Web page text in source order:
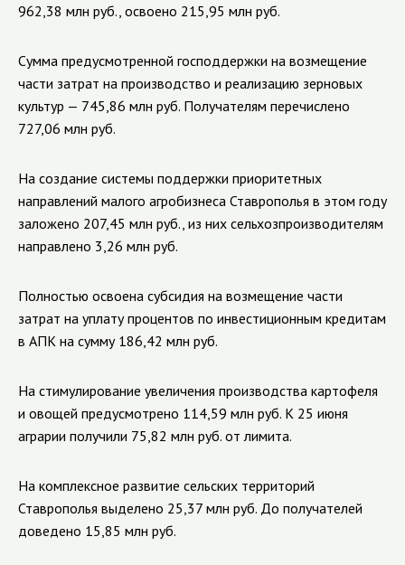
962,38 млн руб., освоено 215,95 млн руб.
Сумма предусмотренной господдержки на возмещение
части затрат на производство и реализацию зерновых
культур — 745,86 млн руб. Получателям перечислено
727,06 млн руб.
На создание системы поддержки приоритетных
направлений малого агробизнеса Ставрополья в этом году
заложено 207,45 млн руб., из них сельхозпроизводителям
направлено 3,26 млн руб.
Полностью освоена субсидия на возмещение части
затрат на уплату процентов по инвестиционным кредитам
в АПК на сумму 186,42 млн руб.
На стимулирование увеличения производства картофеля
и овощей предусмотрено 114,59 млн руб. К 25 июня
аграрии получили 75,82 млн руб. от лимита.
На комплексное развитие сельских территорий
Ставрополья выделено 25,37 млн руб. До получателей
доведено 15,85 млн руб.